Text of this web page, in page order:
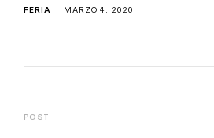
FERIA MARZO 4, 2020
POST